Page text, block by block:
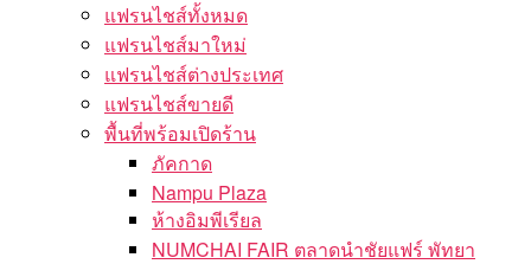
แฟรนไชส์ทั้งหมด
แฟรนไชส์มาใหม่
แฟรนไชส์ต่างประเทศ
แฟรนไชส์ขายดี
พื้นที่พร้อมเปิดร้าน
ภัคกาด
Nampu Plaza
ห้างอิมพีเรียล
NUMCHAI FAIR ตลาดนำชัยแฟร์ พัทยา